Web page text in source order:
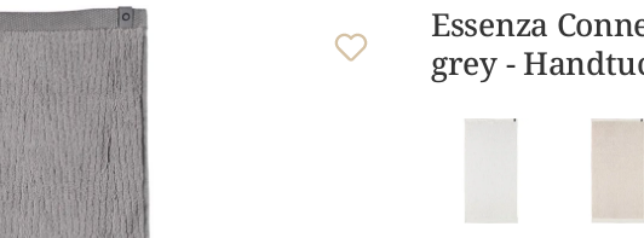
Essenza
grey -